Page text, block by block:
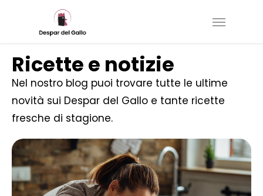
content
Ricette e notizie
Nel nostro blog puoi trovare tutte le ultime
novità sui Despar del Gallo e tante ricette
fresche di stagione.